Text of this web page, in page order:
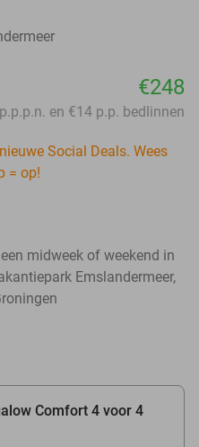
€248
en €14 p.p. bedlinnen
Social Deals. Wees
= op!
midweek of weekend in
Emslandermeer,
Comfort 4 voor 4